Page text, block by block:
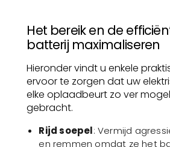
Het bereik en de
batterij maximaliseren
Hieronder vindt u enkele
ervoor te zorgen dat uw
elke oplaadbeurt zo ver
gebracht.
Rijd soepel: Vermijd
en remmen omdat ze het